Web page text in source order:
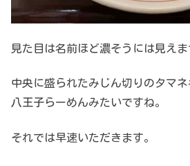
見た目は名前ほど濃そうには見えま
中央に盛られたみじん切りのタマネ
八王子らーめんみたいですね。
それでは早速いただきます。